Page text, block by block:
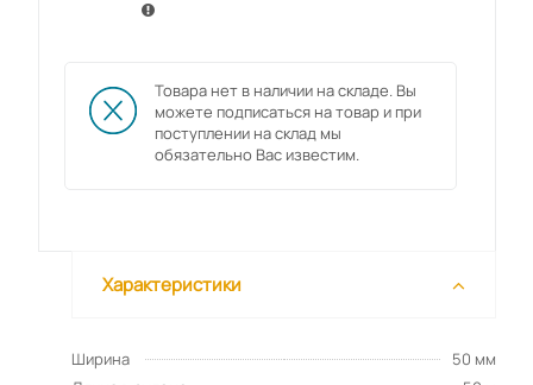
Товара нет в наличии на складе. Вы
можете подписаться на товар и при
поступлении на склад мы
обязательно Вас известим.
Характеристики
Ширина
50 мм